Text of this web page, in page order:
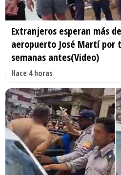
Extranjeros esperan más
aeropuerto José Martí por
semanas antes(Video)
Hace 4 horas